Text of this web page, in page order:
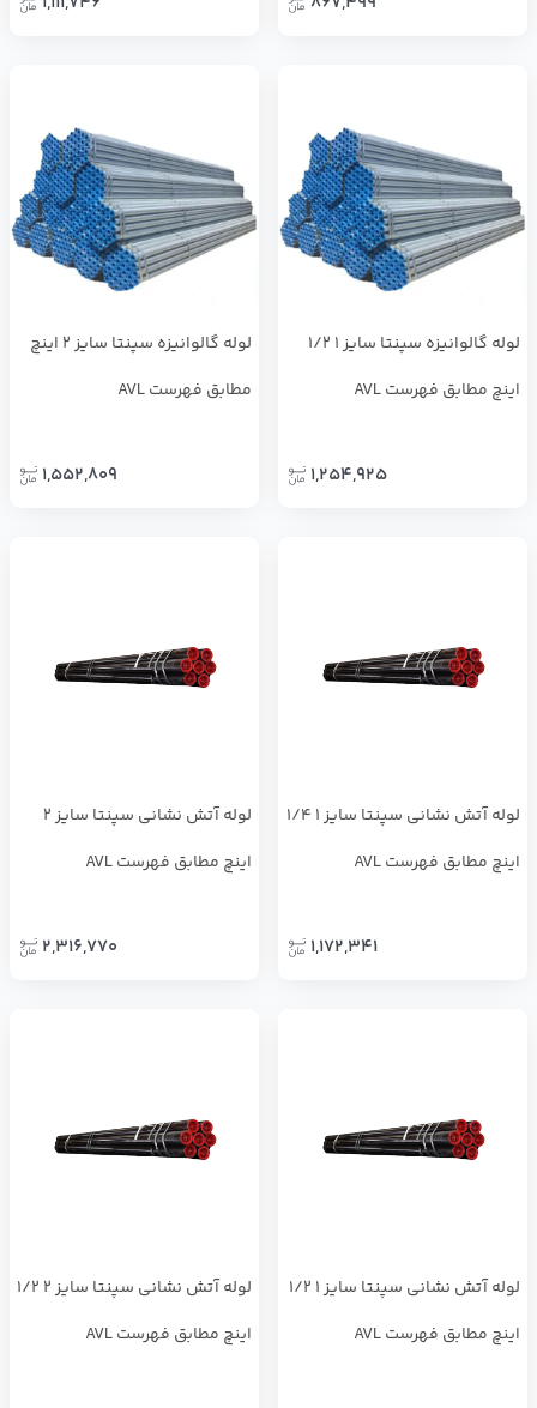
لوله گالوانیزه سپنتا سایز 1 1/2
اینچ مطابق فهرست AVL
1,254,925
لوله گالوانیزه سپنتا سایز 2 اینچ
مطابق فهرست AVL
1,552,809
لوله آتش نشانی سپنتا سایز 1 1/4
اینچ مطابق فهرست AVL
1,172,341
لوله آتش نشانی سپنتا سایز 2
اینچ مطابق فهرست AVL
2,316,770
لوله آتش نشانی سپنتا سایز 1 1/2
اینچ مطابق فهرست AVL
لوله آتش نشانی سپنتا سایز 2 1/2
اینچ مطابق فهرست AVL